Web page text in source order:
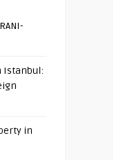
Istanbul:
in